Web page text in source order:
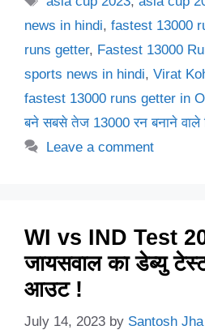
news in hindi, fastest 13000
runs getter, Fastest 13000
sports news in hindi, Virat
fastest 13000 runs getter in
बने सबसे तेज 13000 रन बनाने वाले
Leave a comment
WI vs IND Test
जायसवाल का डेब्यु
आउट !
July 14, 2023 by Santosh Jha